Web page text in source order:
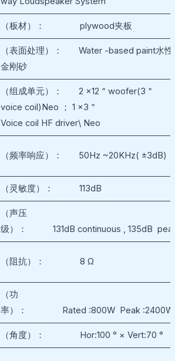
（板材）： plywood夹板
（表面处理）： Water -based paint水性
金刚砂
（组成单元）： 2 ×12＂woofer(3＂
voice coil)Neo ； 1 ×3＂
Voice coil HF driver\ Neo
（频率响应）： 50Hz ~20KHz( ±3dB)
（灵敏度）： 113dB
（声压
级）： 131dB continuous , 135dB
（阻抗）： 8 Ω
（功
率）： Rated :800W Peak :2400W
（角度）： Hor:100 ° × Vert:70 °